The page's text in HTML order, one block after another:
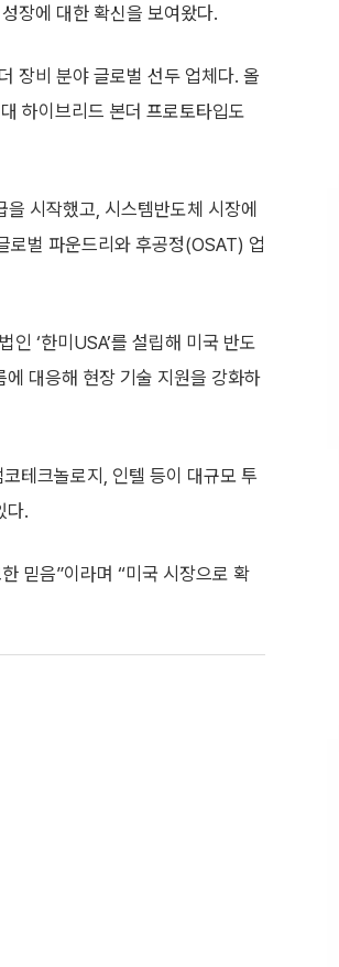
장에 대한 확신을 보여왔다.
장비 분야 글로벌 선두 업체다. 올
하이브리드 본더 프로토타입도
시작했고, 시스템반도체 시장에
로벌 파운드리와 후공정(OSAT) 업
‘한미USA’를 설립해 미국 반도
대응해 현장 기술 지원을 강화하
테크놀로지, 인텔 등이 대규모 투
다.
믿음”이라며 “미국 시장으로 확